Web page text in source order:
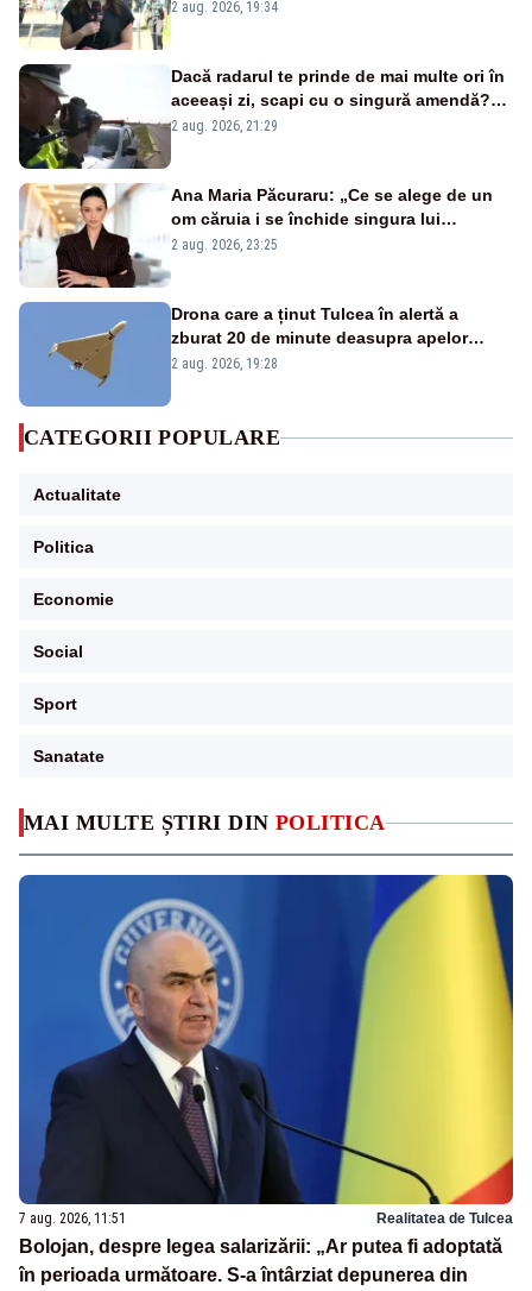
MAI MULTE ȘTIRI DIN POLITICA
7 aug. 2026, 11:51 Realitatea de Tulcea
Bolojan, despre legea salarizării: „Ar putea fi adoptată
în perioada următoare. S-a întârziat depunerea din
energetică
2 aug. 2026, 19:34
Dacă radarul te prinde de mai multe ori în
aceeași zi, scapi cu o singură amendă?
Ce spune legea
2 aug. 2026, 21:29
Ana Maria Păcuraru: „Ce se alege de un
om căruia i se închide singura lui
portiță?”
2 aug. 2026, 23:25
Drona care a ținut Tulcea în alertă a
zburat 20 de minute deasupra apelor
României. Au fost ridicate două F-16
2 aug. 2026, 19:28
CATEGORII POPULARE
Actualitate
Politica
Economie
Social
Sport
Sanatate